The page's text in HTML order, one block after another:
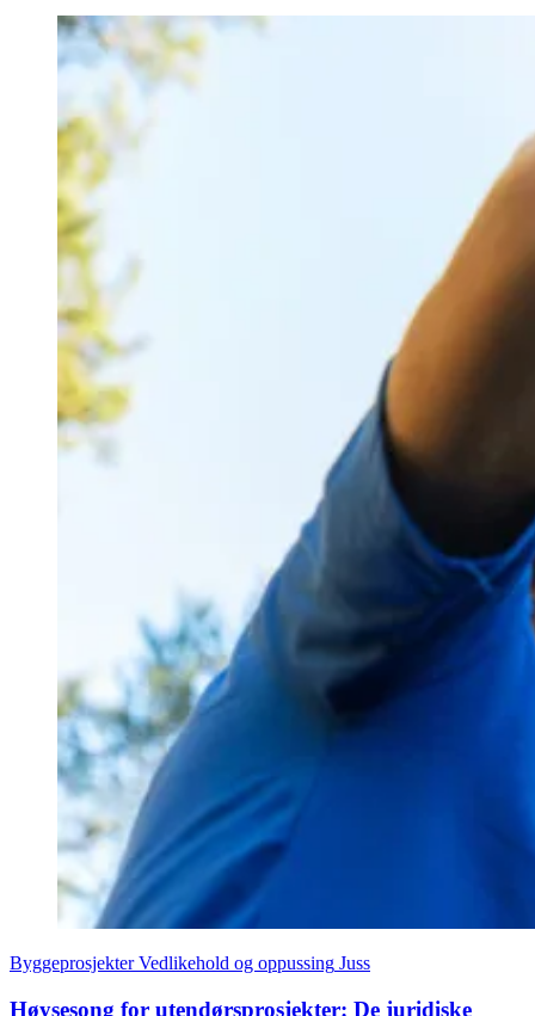
Byggeprosjekter Vedlikehold og oppussing Juss
Høysesong for utendørsprosjekter: De juridiske